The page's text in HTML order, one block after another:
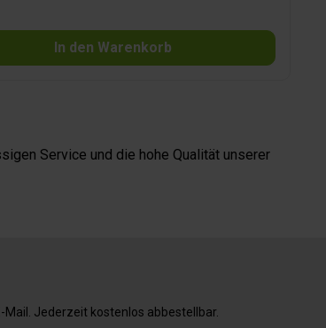
In den Warenkorb
Service und die hohe Qualität unserer
Jederzeit kostenlos abbestellbar.